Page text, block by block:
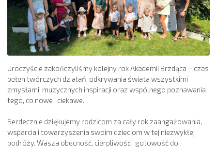
Uroczyście zakończyliśmy kolejny rok Akademii Brzdąca – czas
pełen twórczych działań, odkrywania świata wszystkimi
zmysłami, muzycznych inspiracji oraz wspólnego poznawania
tego, co nowe i ciekawe.
Serdecznie dziękujemy rodzicom za cały rok zaangażowania,
wsparcia i towarzyszenia swoim dzieciom w tej niezwykłej
podróży. Wasza obecność, cierpliwość i gotowość do